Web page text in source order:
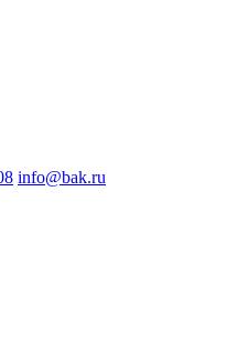
info@bak.ru